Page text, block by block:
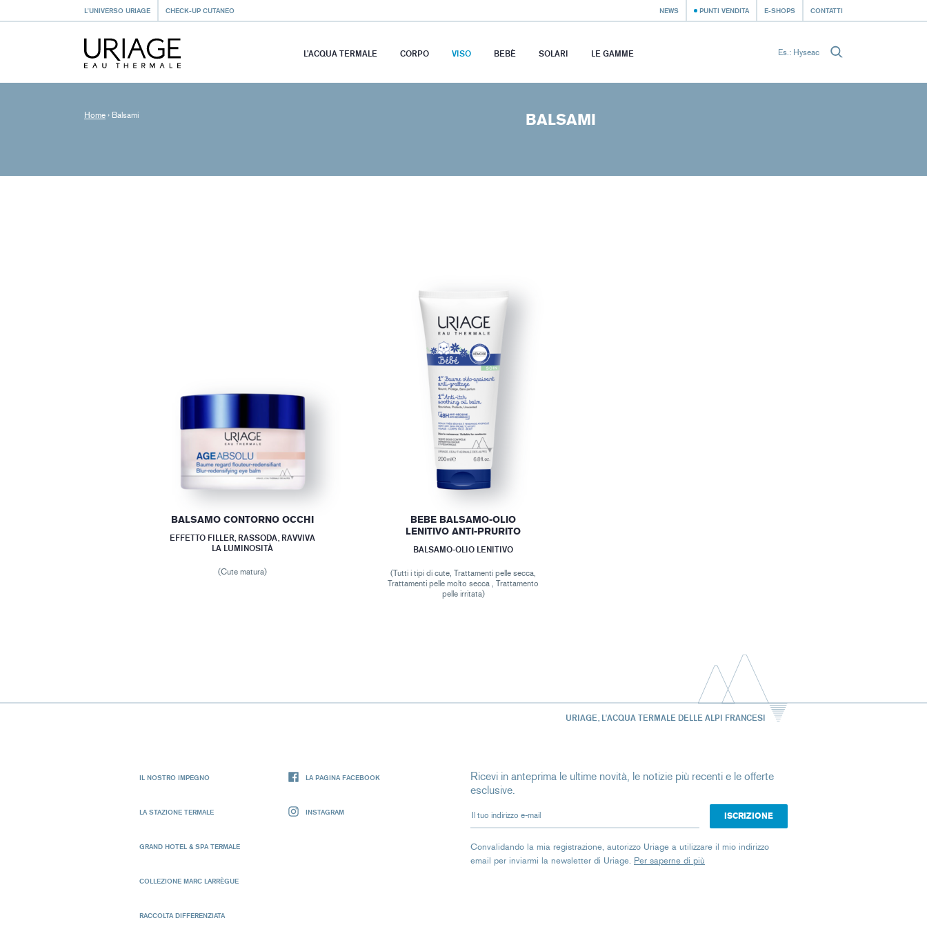
L'UNIVERSO URIAGE CHECK-UP CUTANEO NEWS PUNTI VENDITA E-SHOPS CONTATTI
L’ACQUA TERMALE CORPO VISO BEBÈ SOLARI LE GAMME
Home › Balsami BALSAMI
BALSAMO CONTORNO OCCHI
EFFETTO FILLER, RASSODA, RAVVIVA
LA LUMINOSITÀ
(Cute matura)
BEBE BALSAMO-OLIO
LENITIVO ANTI-PRURITO
BALSAMO-OLIO LENITIVO
(Tutti i tipi di cute, Trattamenti pelle secca,
Trattamenti pelle molto secca , Trattamento
pelle irritata)
URIAGE, L'ACQUA TERMALE DELLE ALPI FRANCESI
IL NOSTRO IMPEGNO
LA STAZIONE TERMALE
GRAND HOTEL & SPA TERMALE
COLLEZIONE MARC LARRÈGUE
RACCOLTA DIFFERENZIATA
LA PAGINA FACEBOOK
INSTAGRAM
Ricevi in anteprima le ultime novità, le notizie più recenti e le offerte
esclusive.
Il tuo indirizzo e-mail
Convalidando la mia registrazione, autorizzo Uriage a utilizzare il mio indirizzo
email per inviarmi la newsletter di Uriage. Per saperne di più